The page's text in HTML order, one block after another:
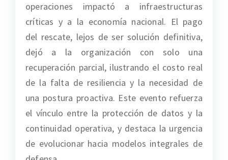
operaciones impactó a infraestructuras
críticas y a la economía nacional. El pago
del rescate, lejos de ser solución definitiva,
dejó a la organización con solo una
recuperación parcial, ilustrando el costo real
de la falta de resiliencia y la necesidad de
una postura proactiva. Este evento refuerza
el vínculo entre la protección de datos y la
continuidad operativa, y destaca la urgencia
de evolucionar hacia modelos integrales de